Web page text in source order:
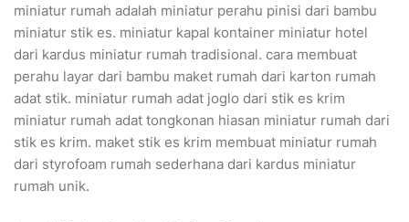
miniatur rumah adalah miniatur perahu pinisi dari bambu
miniatur stik es. miniatur kapal kontainer miniatur hotel
dari kardus miniatur rumah tradisional. cara membuat
perahu layar dari bambu maket rumah dari karton rumah
adat stik. miniatur rumah adat joglo dari stik es krim
miniatur rumah adat tongkonan hiasan miniatur rumah dari
stik es krim. maket stik es krim membuat miniatur rumah
dari styrofoam rumah sederhana dari kardus miniatur
rumah unik.